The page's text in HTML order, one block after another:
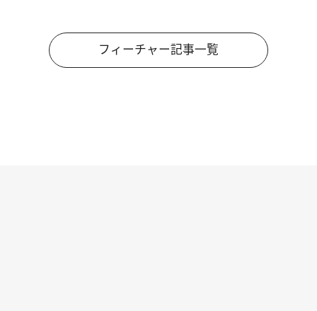
フィーチャー記事一覧